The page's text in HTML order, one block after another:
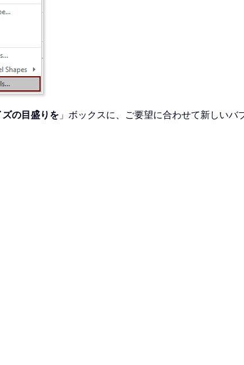
の目盛りを 」ボックスに、ご要望に合わせて新しい